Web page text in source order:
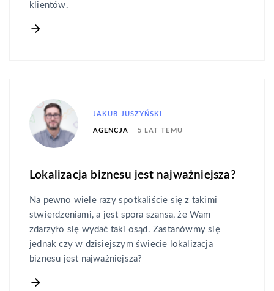
klientów.
JAKUB JUSZYŃSKI
AGENCJA 5 LAT TEMU
Lokalizacja biznesu jest najważniejsza?
Na pewno wiele razy spotkaliście się z takimi
stwierdzeniami, a jest spora szansa, że Wam
zdarzyło się wydać taki osąd. Zastanówmy się
jednak czy w dzisiejszym świecie lokalizacja
biznesu jest najważniejsza?